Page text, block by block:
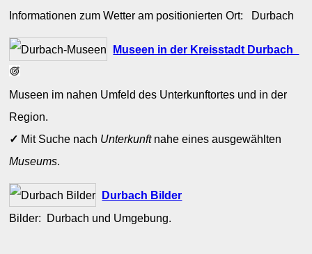
Informationen zum Wetter am positionierten Ort: Durbach
Museen in der Kreisstadt Durbach
Museen im nahen Umfeld des Unterkunftortes und in der
Region.
✓ Mit Suche nach Unterkunftnahe eines ausgewählten
Museums.
Durbach Bilder
Bilder: Durbach und Umgebung.